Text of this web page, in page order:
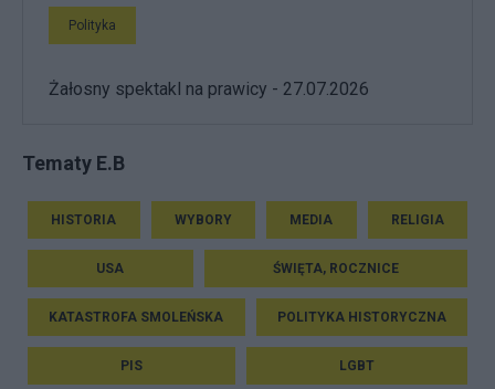
Polityka
Żałosny spektakl na prawicy - 27.07.2026
Tematy E.B
HISTORIA WYBORY MEDIA RELIGIA
USA ŚWIĘTA, ROCZNICE
KATASTROFA SMOLEŃSKA POLITYKA HISTORYCZNA
PIS LGBT